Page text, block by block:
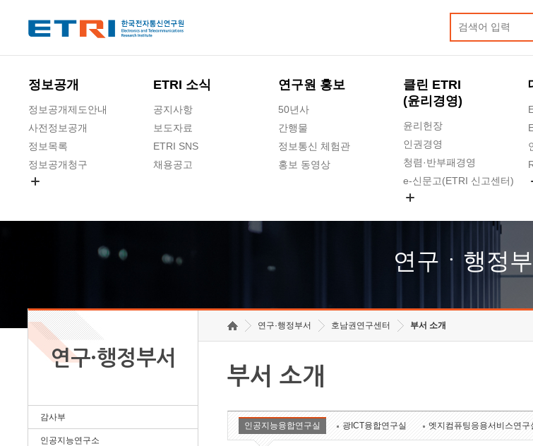
정보공개
정보공개제도안내
사전정보공개
정보목록
정보공개청구
ETRI 소식
공지사항
보도자료
ETRI SNS
채용공고
연구원 홍보
50년사
간행물
정보통신 체험관
홍보 동영상
클린 ETRI
(윤리경영)
윤리헌장
인권경영
청렴·반부패경영
e-신문고(ETRI 신고센터)
고객의소리
수의계약 현황
연구ㆍ행정
연구·행정부서
감사부
인공지능연구소
연구·행정부서 호남권연구센터 부서 소개
부서 소개
인공지능융합연구실 광ICT융합연구실 엣지컴퓨팅응용서비스연구